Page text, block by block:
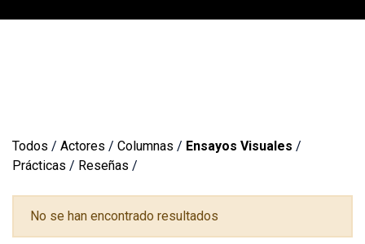
Todos / Actores / Columnas / Ensayos Visuales /
Prácticas / Reseñas /
No se han encontrado resultados